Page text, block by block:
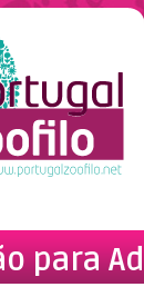
para